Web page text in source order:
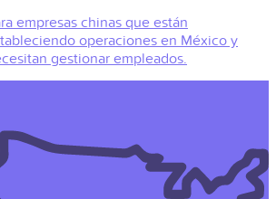
empresas chinas que están
operaciones en México y
gestionar empleados.